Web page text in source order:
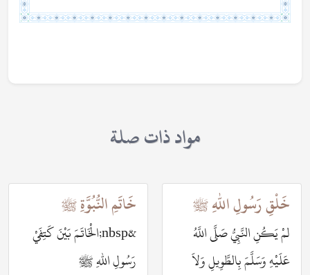
مواد ذات صلة
خَلْقِ رَسُولِ اللهِ ﷺ
لمْ يَكُنِ النَّبِيُّ صَلَّى اللَّهُ
عَلَيْهِ وَسَلَّمَ بِالطَّوِيلِ وَلاَ
خَاتَمِ النُّبُوَّةِ ﷺ
&nbsp;الْخَاتَمَ بَيْنَ كَتِفَيْ
رَسُولِ اللهِ ﷺ